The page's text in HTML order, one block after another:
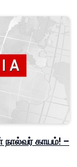
நால்வர் காயம்! –